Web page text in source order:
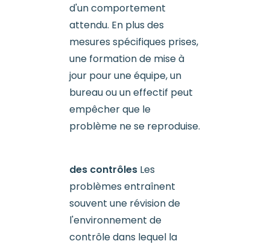
d'un comportement
attendu. En plus des
mesures spécifiques prises,
une formation de mise à
jour pour une équipe, un
bureau ou un effectif peut
empêcher que le
problème ne se reproduise.
des contrôles Les
problèmes entraînent
souvent une révision de
l'environnement de
contrôle dans lequel la